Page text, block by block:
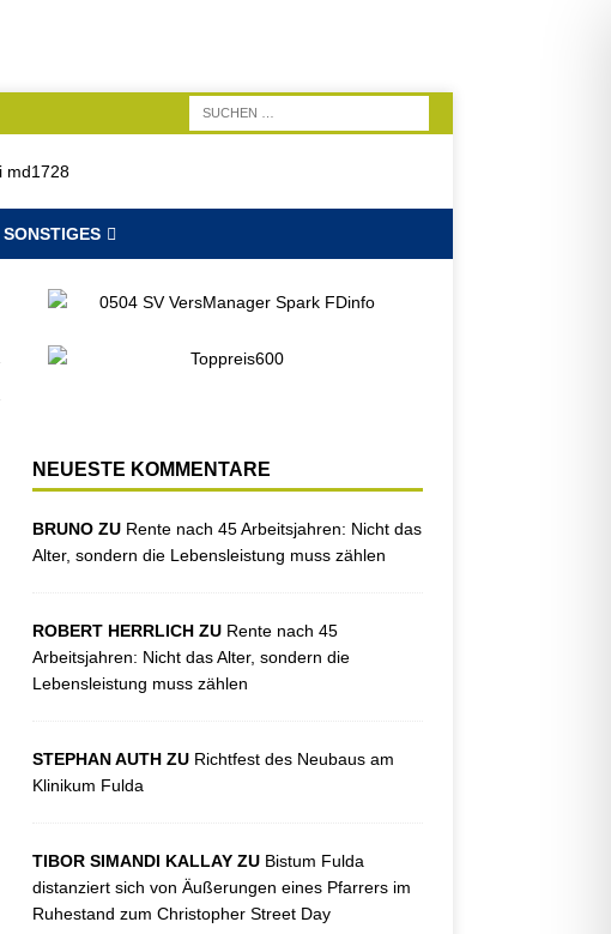
SONSTIGES
NEUESTE KOMMENTARE
BRUNO ZU Rente nach 45 Arbeitsjahren: Nicht das
Alter, sondern die Lebensleistung muss zählen
ROBERT HERRLICH ZU Rente nach 45
Arbeitsjahren: Nicht das Alter, sondern die
Lebensleistung muss zählen
STEPHAN AUTH ZU Richtfest des Neubaus am
Klinikum Fulda
TIBOR SIMANDI KALLAY ZU Bistum Fulda
distanziert sich von Äußerungen eines Pfarrers im
Ruhestand zum Christopher Street Day